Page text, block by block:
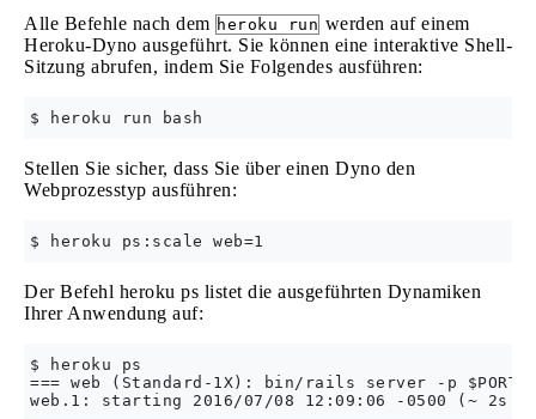
Alle Befehle nach dem heroku run werden auf einem
Heroku-Dyno ausgeführt. Sie können eine interaktive Shell-
Sitzung abrufen, indem Sie Folgendes ausführen:
Stellen Sie sicher, dass Sie über einen Dyno den
Webprozesstyp ausführen:
Der Befehl heroku ps listet die ausgeführten Dynamiken
Ihrer Anwendung auf:
$ heroku ps
=== web (Standard-1X): bin/rails server -p $PORT -